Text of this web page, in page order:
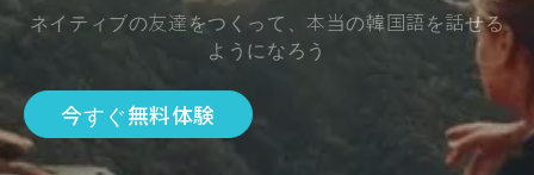
ネイティブの友達をつくって、本当の韓国語を話せる
ようになろう
今すぐ無料体験